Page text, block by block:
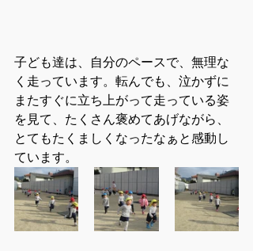
子ども達は、自分のペースで、無理な
く走っています。転んでも、泣かずに
またすぐに立ち上がって走っている姿
を見て、たくさん褒めてあげながら、
とてもたくましくなったなぁと感動し
ています。